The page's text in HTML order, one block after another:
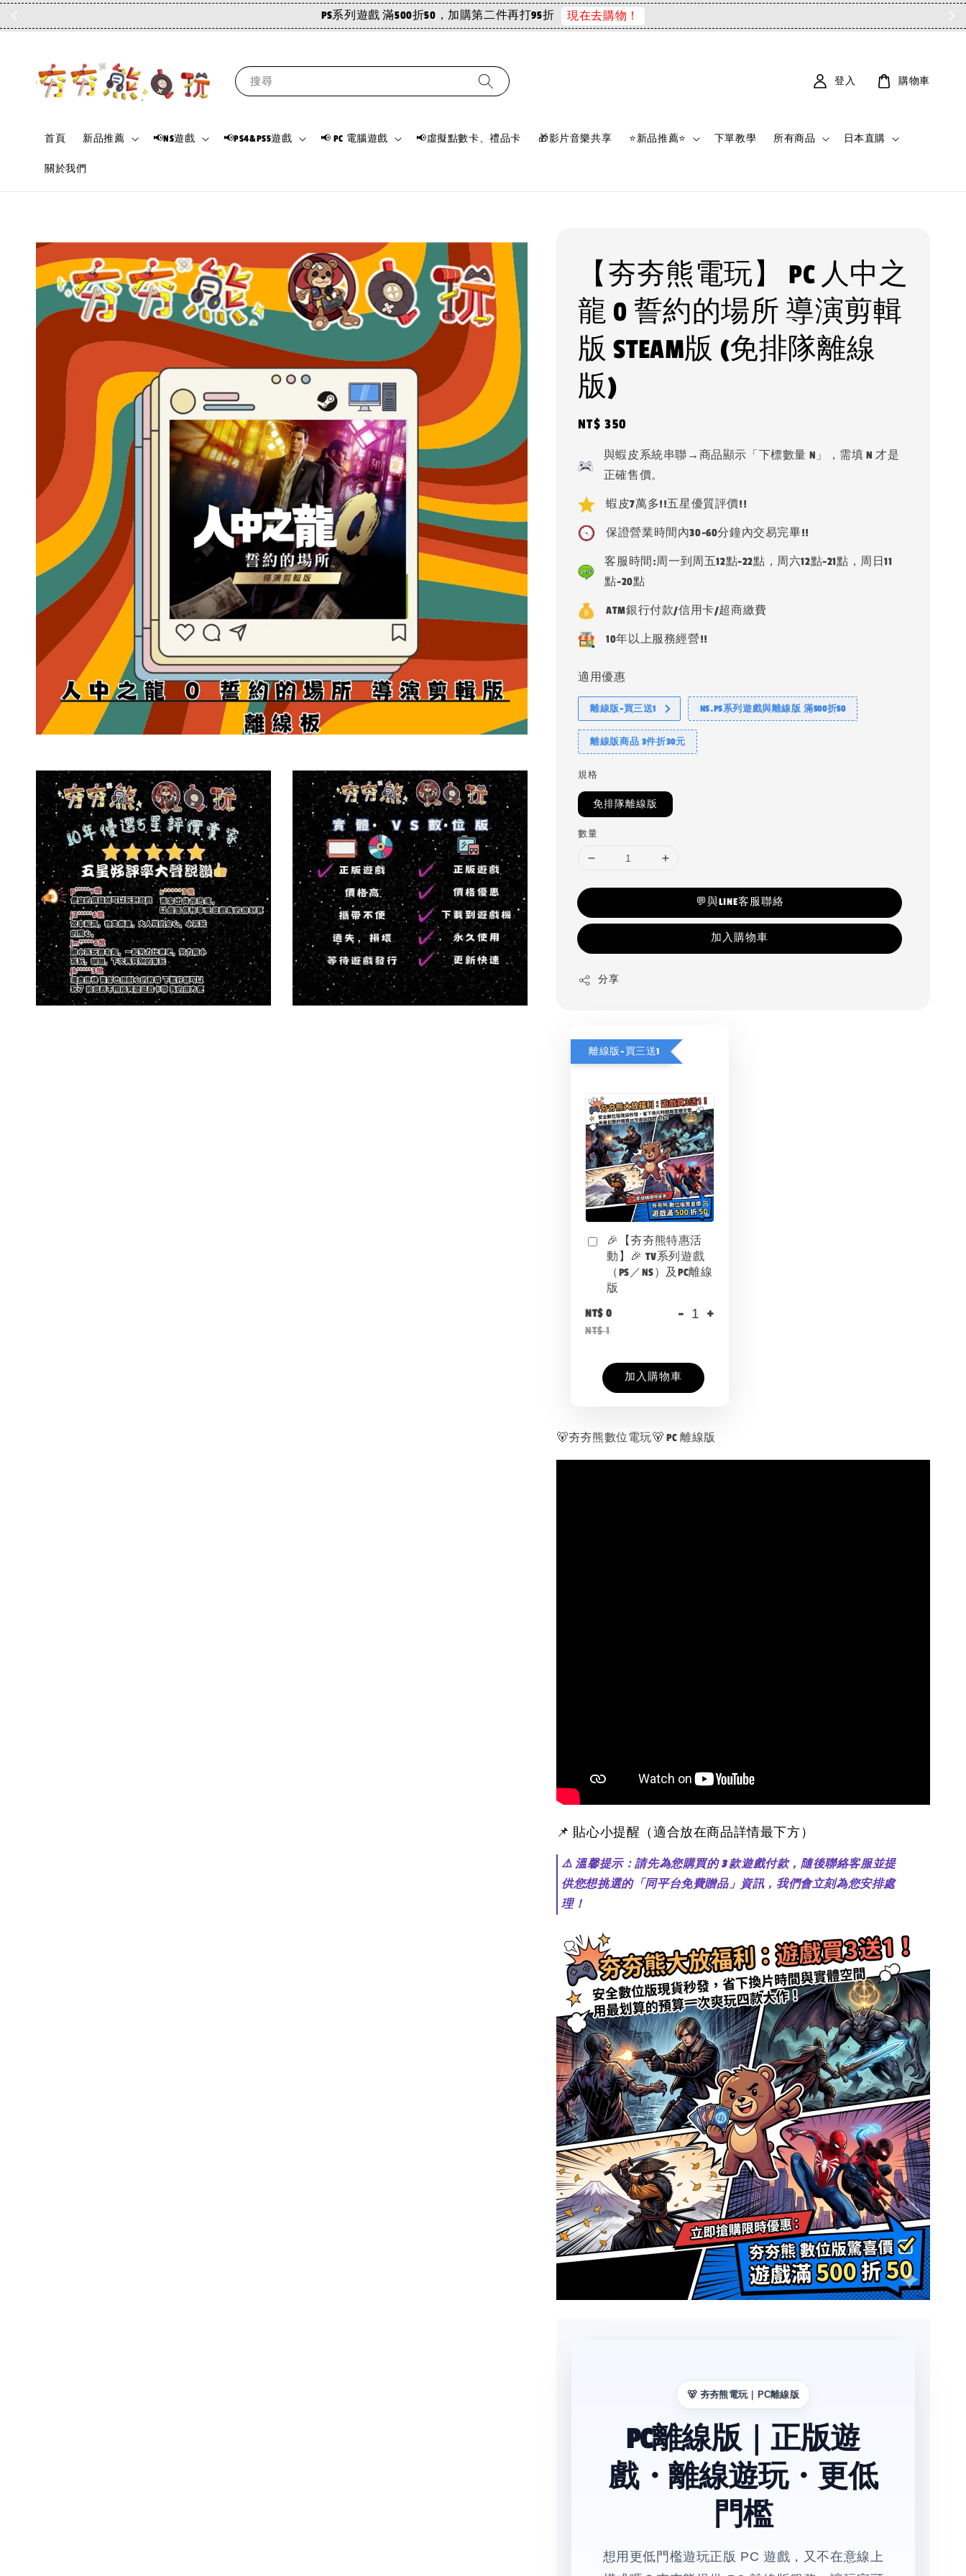
PS系列遊戲 滿500折50，加購第二件再打95折 現在去購物！
搜尋
首頁 新品推薦 📢NS遊戲 📢PS4&PS5遊戲 📢 PC 電腦遊戲 📢虛擬點數卡、禮品卡 🎁影片音樂共享 ⭐新品推薦⭐ 下單教學 所有商品 日本直購
關於我們
登入 購物車
【夯夯熊電玩】 PC 人中之
龍 0 誓約的場所 導演剪輯
版 STEAM版 (免排隊離線
版)
Regular
price
NT$ 350
與蝦皮系統串聯→商品顯示「下標數量 N」，需填 N 才是
正確售價。
蝦皮7萬多!!五星優質評價!!
保證營業時間內30-60分鐘內交易完畢!!
客服時間:周一到周五12點-22點，周六12點-21點，周日11
點-20點
ATM銀行付款/信用卡/超商繳費
10年以上服務經營!!
適用優惠
離線版-買三送1 NS.PS系列遊戲與離線版 滿500折50
離線版商品 3件折30元
規格
免排隊離線版
數量
💬與LINE客服聯絡
加入購物車
分享
離線版-買三送1
🎉【夯夯熊特惠活
動】🎉 TV系列遊戲
（PS／NS）及PC離線
版
NT$ 0
NT$ 1
- +
加入購物車
🐻夯夯熊數位電玩🐻 PC 離線版
📌 貼心小提醒（適合放在商品詳情最下方）
⚠️ 溫馨提示：請先為您購買的 3 款遊戲付款，隨後聯絡客服並提
供您想挑選的「同平台免費贈品」資訊，我們會立刻為您安排處
理！
🐻 夯夯熊電玩｜PC離線版
PC離線版｜正版遊
戲・離線遊玩・更低
門檻
想用更低門檻遊玩正版 PC 遊戲，又不在意線上